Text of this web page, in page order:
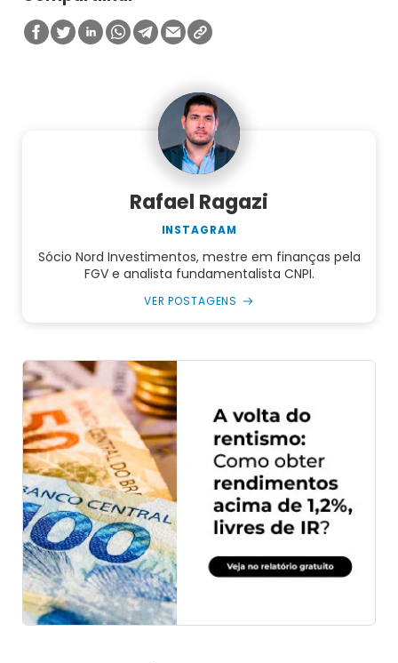
Rafael Ragazi
INSTAGRAM
Sócio Nord Investimentos, mestre em finanças pela
FGV e analista fundamentalista CNPI.
VER POSTAGENS